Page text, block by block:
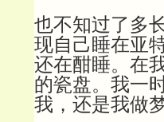
也不知过了多
现自己睡在亚
还在酣睡。在
的瓷盘。我一
我，还是我做